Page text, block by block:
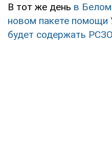
В тот же день в
новом пакете помощи
будет содержать